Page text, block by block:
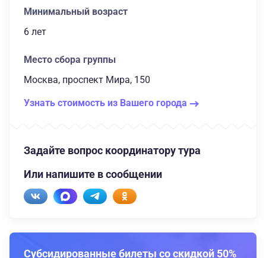
Минимальный возраст
6 лет
Место сбора группы
Москва, проспект Мира, 150
Узнать стоимость из Вашего города
Задайте вопрос координатору тура
Или напишите в сообщении
Субсидированные билеты со скидкой 50%